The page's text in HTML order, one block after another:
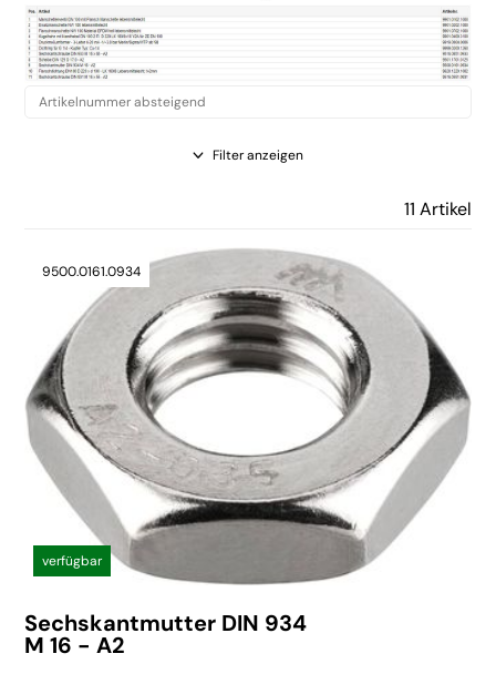
Filter anzeigen
11 Artikel
9500.0161.0934
verfügbar
Sechskantmutter DIN 934
M 16 - A2